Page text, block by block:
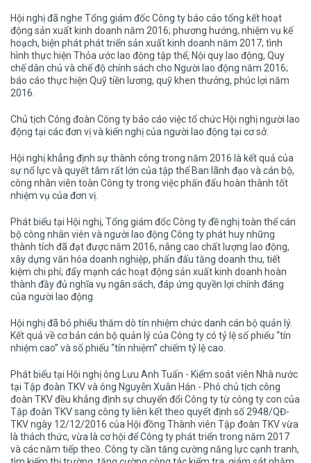
Hội nghị đã nghe Tổng giám đốc Công ty báo cáo tổng kết hoạt
động sản xuất kinh doanh năm 2016; phương hướng, nhiệm vụ kế
hoạch, biện phát phát triển sản xuất kinh doanh năm 2017; tình
hình thực hiện Thỏa ước lao động tập thể, Nội quy lao động, Quy
chế dân chủ và chế độ chính sách cho Người lao động năm 2016;
báo cáo thực hiện Quỹ tiền lương, quỹ khen thưởng, phúc lợi năm
2016.
Chủ tịch Công đoàn Công ty báo cáo việc tổ chức Hội nghị người lao
động tại các đơn vị và kiến nghị của người lao động tại cơ sở.
Hội nghị khẳng định sự thành công trong năm 2016 là kết quả của
sự nổ lực và quyết tâm rất lớn của tập thể Ban lãnh đạo và cán bộ,
công nhân viên toàn Công ty trong việc phấn đấu hoàn thành tốt
nhiệm vụ của đơn vị.
Phát biểu tại Hội nghị, Tổng giám đốc Công ty đề nghị toàn thể cán
bộ công nhân viên và người lao động Công ty phát huy những
thành tích đã đạt được năm 2016, nâng cao chất lượng lao động,
xây dựng văn hóa doanh nghiệp, phấn đấu tăng doanh thu, tiết
kiệm chi phí; đẩy mạnh các hoạt động sản xuất kinh doanh hoàn
thành đầy đủ nghĩa vụ ngân sách, đáp ứng quyền lợi chính đáng
của người lao động.
Hội nghị đã bỏ phiếu thăm dò tín nhiệm chức danh cán bộ quản lý.
Kết quả về cơ bản cán bộ quản lý của Công ty có tỷ lệ số phiếu “tín
nhiệm cao” và số phiếu “tín nhiệm” chiếm tỷ lệ cao.
Phát biểu tại Hội nghị ông Lưu Anh Tuấn - Kiểm soát viên Nhà nước
tại Tập đoàn TKV và ông Nguyễn Xuân Hán - Phó chủ tịch công
đoàn TKV đều khẳng định sự chuyển đổi Công ty từ công ty con của
Tập đoàn TKV sang công ty liên kết theo quyết định số 2948/QĐ-
TKV ngày 12/12/2016 của Hội đồng Thành viên Tập đoàn TKV vừa
là thách thức, vừa là cơ hội để Công ty phát triển trong năm 2017
và các năm tiếp theo. Công ty cần tăng cường năng lực cạnh tranh,